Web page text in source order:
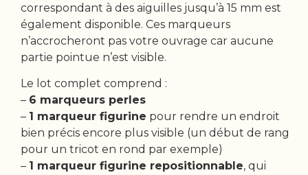
correspondant à des aiguilles jusqu’à 15 mm est
également disponible. Ces marqueurs
n’accrocheront pas votre ouvrage car aucune
partie pointue n’est visible.
Le lot complet comprend :
– 6 marqueurs perles
– 1 marqueur figurine pour rendre un endroit
bien précis encore plus visible (un début de rang
pour un tricot en rond par exemple)
– 1 marqueur figurine repositionnable, qui